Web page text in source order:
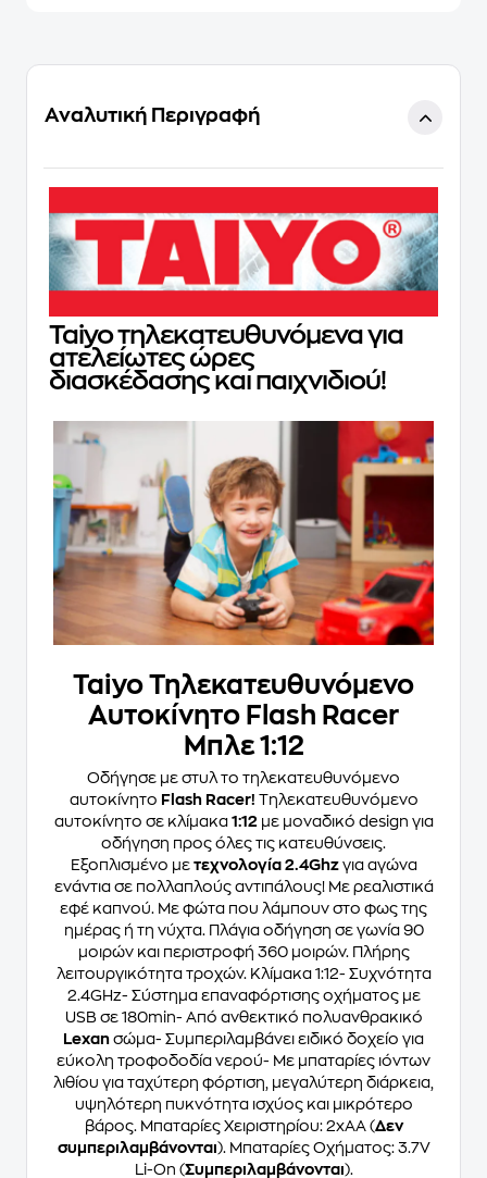
Αναλυτική Περιγραφή
Taiyo τηλεκατευθυνόμενα για
ατελείωτες ώρες
διασκέδασης και παιχνιδιού!
Taiyo Τηλεκατευθυνόμενο
Αυτοκίνητο Flash Racer
Μπλε 1:12
Οδήγησε με στυλ το τηλεκατευθυνόμενο
αυτοκίνητο Flash Racer! Τηλεκατευθυνόμενο
αυτοκίνητο σε κλίμακα 1:12 με μοναδικό design για
οδήγηση προς όλες τις κατευθύνσεις.
Εξοπλισμένο με τεχνολογία 2.4Ghzγια αγώνα
ενάντια σε πολλαπλούς αντιπάλους! Με ρεαλιστικά
εφέ καπνού. Με φώτα που λάμπουν στο φως της
ημέρας ή τη νύχτα. Πλάγια οδήγηση σε γωνία 90
μοιρών και περιστροφή 360 μοιρών. Πλήρης
λειτουργικότητα τροχών. Κλίμακα 1:12- Συχνότητα
2.4GHz- Σύστημα επαναφόρτισης οχήματος με
USB σε 180min- Από ανθεκτικό πολυανθρακικό
Lexan σώμα- Συμπεριλαμβάνει ειδικό δοχείο για
εύκολη τροφοδοδία νερού- Με μπαταρίες ιόντων
λιθίου για ταχύτερη φόρτιση, μεγαλύτερη διάρκεια,
υψηλότερη πυκνότητα ισχύος και μικρότερο
βάρος. Μπαταρίες Χειριστηρίου: 2xAA (Δεν
συμπεριλαμβάνονται). Μπαταρίες Οχήματος: 3.7V
Li-On (Συμπεριλαμβάνονται).